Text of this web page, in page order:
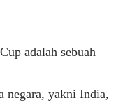
adalah sebuah
negara, yakni India,